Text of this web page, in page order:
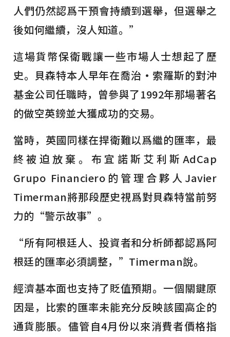
人們仍然認爲干預會持續到選舉，但選舉之
後如何繼續，沒人知道。”
這場貨幣保衛戰讓一些市場人士想起了歷
史。貝森特本人早年在喬治·索羅斯的對沖
基金公司任職時，曾參與了1992年那場著名
的做空英鎊並大獲成功的交易。
當時，英國同樣在捍衛難以爲繼的匯率，最
終被迫放棄。布宜諾斯艾利斯AdCap
Grupo Financiero的管理合夥人Javier
Timerman將那段歷史視爲對貝森特當前努
力的“警示故事”。
“所有阿根廷人、投資者和分析師都認爲阿
根廷的匯率必須調整，”Timerman說。
經濟基本面也支持了貶值預期。一個關鍵原
因是，比索的匯率未能充分反映該國高企的
通貨膨脹。儘管自4月份以來消費者價格指